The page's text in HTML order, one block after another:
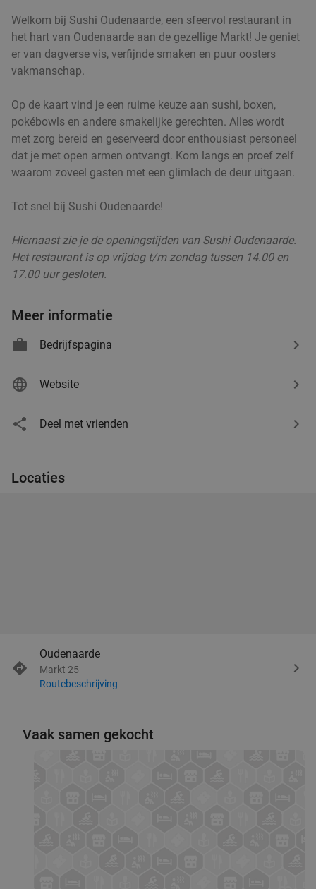
Welkom bij Sushi Oudenaarde, een sfeervol restaurant in
het hart van Oudenaarde aan de gezellige Markt! Je geniet
er van dagverse vis, verfijnde smaken en puur oosters
vakmanschap.
Op de kaart vind je een ruime keuze aan sushi, boxen,
pokébowls en andere smakelijke gerechten. Alles wordt
met zorg bereid en geserveerd door enthousiast personeel
dat je met open armen ontvangt. Kom langs en proef zelf
waarom zoveel gasten met een glimlach de deur uitgaan.
Tot snel bij Sushi Oudenaarde!
Hiernaast zie je de openingstijden van Sushi Oudenaarde.
Het restaurant is op vrijdag t/m zondag tussen 14.00 en
17.00 uur gesloten.
Meer informatie
Bedrijfspagina
Website
Deel met vrienden
Locaties
Oudenaarde
Markt 25
Routebeschrijving
Vaak samen gekocht